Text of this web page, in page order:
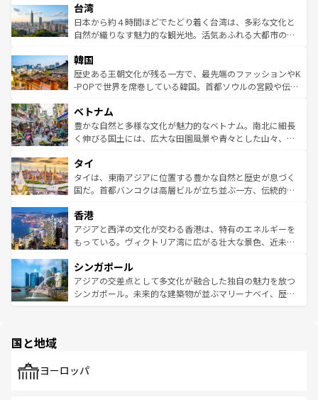
ならではの贅沢な旅のスタイルだ。 なお、新着のアメリカ
情報はコンテンツ一覧を参照してほしい。
れるおもてなしの心で訪れる人々を迎えてくれるハワイの
人々、おいしいローカルフードやハワイアンミュージッ
ク、伝統的なフラダンスなど、すべてがハワイの魅力を彩
ワイを、存分に味わってほしい。 なお、新着のハワイ情報
はコンテンツ一覧を参照してほしい。
リアリーフや大陸中央部にそびえるウルル（エアーズロッ
ク）、タスマニアの美しい原生林やケアンズの熱帯雨林な
ど、見どころがたくさん。また、カフェやワイン、オージ
いる。アクティビティも充実しており、サーフィンやダイ
ビング、ハイキングなど、アウトドア好きにはたまらな
い。オーストラリアの多彩な魅力を存分に味わいつくそ
参照してほしい。
台湾
日本から約４時間ほどでたどり着く台湾は、多彩な文化と
自然が織りなす魅力的な観光地。活気あふれる大都市の台
ン）、静ひつな山岳地帯である台湾東部など、都市の喧騒
と山間の静けさが共存しており、訪れる人に新しい発見と
驚きをもたらしてくれる。また、奥深い台湾の食文化も魅
容にもいいと評判のスイーツなど、バラエティ豊かな料理
が味わえる。 なお、新着の台湾情報は コンテンツ一覧を参
照してほしい。
韓国
歴史ある王朝文化が残る一方で、最先端のファッションやK
-POPで世界を席巻している韓国。首都ソウルの宮殿や伝統
き、地方に足を延ばせば四季折々の自然美を楽しむことが
できる。そして、キムチや焼肉、絶品のストリートフード
まで、さまざまな韓国料理が待っている。夜には、韓国な
リティに包まれながら、韓国の多彩な魅力を心ゆくまで味
わってみてほしい。 なお、新着の韓国情報はコンテンツ一
覧を参照してほしい。
ベトナム
豊かな自然と多様な文化が魅力的なベトナム。南北に細長
く伸びる国土には、広大な田園風景や青々とした山々、世
急速な発展と共に伝統が息づく。ハノイの古い町並みやホ
ーチミン市のフランス統治時代の建物も、独特の雰囲気を
醸し出している。また、バラエティの豊かさとおいしさで
とつ。フォーやバインミー、ベトナムコーヒーなどは、ぜ
ひ現地で味わいたい。どの地域を訪れてもあたたかい人々
が旅行者を迎えてくれるので、きっと忘れられない旅にな
参照してほしい。
タイ
タイは、東南アジアに位置する豊かな自然と歴史が息づく
国だ。首都バンコクは高層ビルが立ち並ぶ一方、伝統的な
の活気が交差している。北部ではチェンマイなどの山岳地
帯で自然と触れ合い、南部ではプーケットやクラビの美し
いビーチでリゾート気分を楽しむことができる。タイ料理
激する。気候は一年中温暖で、どの季節にも異なる楽しみ
が待っている。親しみやすいタイの人々、仏教を中心とし
た文化、そして多様な観光資源が、訪れる旅人を魅了し続
香港
アジアと西洋の文化が交わる香港は、特有のエネルギーを
もっている。ヴィクトリア湾に広がる壮大な景色、近未来
み、どこを訪れても感動するはず。観光スポットが密集し
ており、効率よく見どころを回れるのも魅力。息をのむよ
うな絶景から文化的な体験まで、香港を存分に楽しみ尽く
シンガポール
アジアの交差点として多文化が融合した独自の魅力を放つ
シンガポール。未来的な建築物が並ぶマリーナベイ、歴史
で、ホーカーズは地元の風情を楽しめる外せないスポット
国と地域
ヨーロッパ